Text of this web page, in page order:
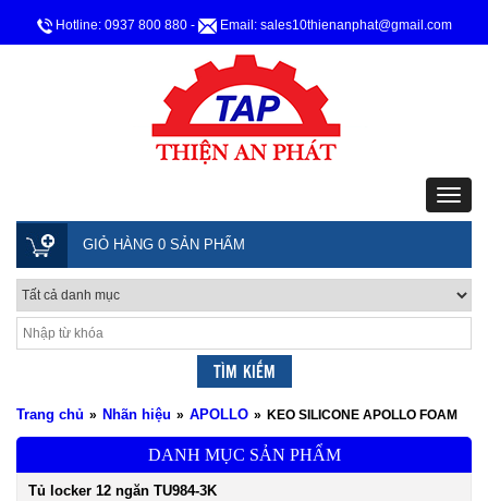
Hotline: 0937 800 880 - Email: sales10thienanphat@gmail.com
GIỎ HÀNG 0 SẢN PHẨM
Trang chủ » Nhãn hiệu » APOLLO » KEO SILICONE APOLLO FOAM
DANH MỤC SẢN PHẨM
Tủ locker 12 ngăn TU984-3K